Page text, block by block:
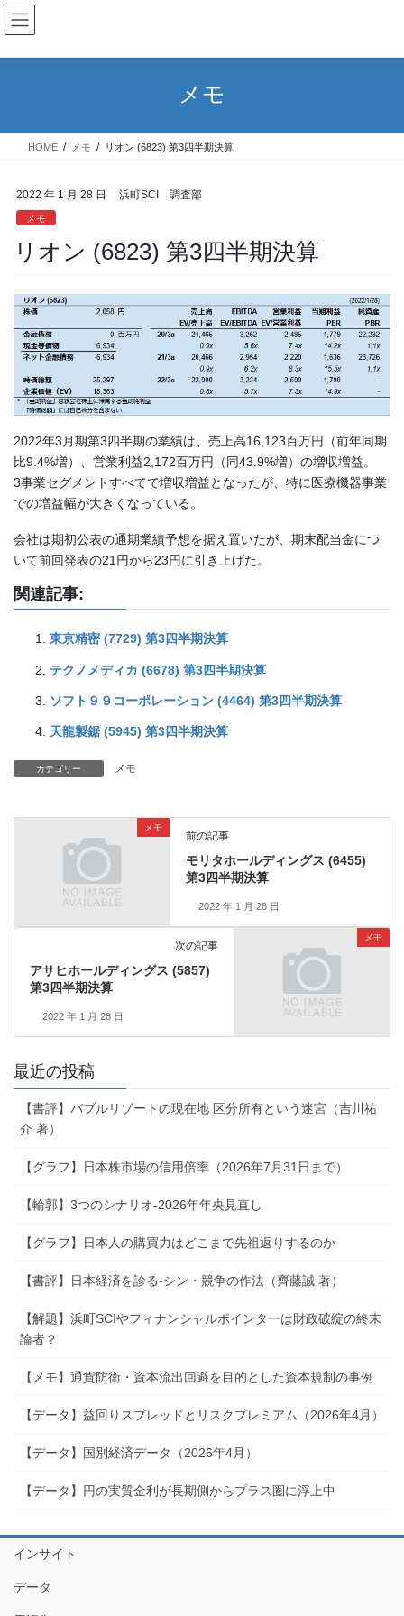
メモ
HOME メモ リオン (6823) 第3四半期決算
2022 年 1 月 28 日 浜町SCI 調査部
メモ
リオン (6823) 第3四半期決算
2022年3月期第3四半期の業績は、売上高16,123百万円（前年同期
比9.4%増）、営業利益2,172百万円（同43.9%増）の増収増益。
3事業セグメントすべてで増収増益となったが、特に医療機器事業
での増益幅が大きくなっている。
会社は期初公表の通期業績予想を据え置いたが、期末配当金につ
いて前回発表の21円から23円に引き上げた。
関連記事:
東京精密 (7729) 第3四半期決算
テクノメディカ (6678) 第3四半期決算
ソフト９９コーポレーション (4464) 第3四半期決算
天龍製鋸 (5945) 第3四半期決算
カテゴリー メモ
メモ
前の記事
モリタホールディングス (6455)
第3四半期決算
2022 年 1 月 28 日
メモ
次の記事
アサヒホールディングス (5857)
第3四半期決算
2022 年 1 月 28 日
最近の投稿
【書評】バブルリゾートの現在地 区分所有という迷宮（吉川祐
介 著）
【グラフ】日本株市場の信用倍率（2026年7月31日まで）
【輪郭】3つのシナリオ-2026年年央見直し
【グラフ】日本人の購買力はどこまで先祖返りするのか
【書評】日本経済を診る-シン・競争の作法（齊藤誠 著）
【解題】浜町SCIやフィナンシャルポインターは財政破綻の終末
論者？
【メモ】通貨防衛・資本流出回避を目的とした資本規制の事例
【データ】益回りスプレッドとリスクプレミアム（2026年4月）
【データ】国別経済データ（2026年4月）
【データ】円の実質金利が長期側からプラス圏に浮上中
インサイト
データ